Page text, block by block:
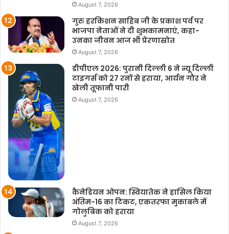
August 7, 2026
गुरु हरकिशन साहिब जी के प्रकाश पर्व पर
भाजपा नेताओं ने दी शुभकामनाएं, कहा-
उनका जीवन आज भी प्रेरणास्रोत
August 7, 2026
डीपीएल 2026: पुरानी दिल्ली 6 ने न्यू दिल्ली
टाइगर्स को 27 रनों से हराया, आर्यन गौर ने
खेली तूफानी पारी
August 7, 2026
कैनेडियन ओपन: स्वियातेक ने हासिल किया
अंतिम-16 का टिकट, एकतरफा मुकाबले में
गोलुबिक को हराया
August 7, 2026